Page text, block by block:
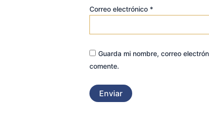
Correo electrónico *
Guarda mi nombre, correo
comente.